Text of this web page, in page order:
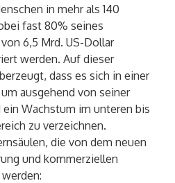
in mehr als 140
fast 80% seines
6,5 Mrd. US-Dollar
werden. Auf dieser
dass es sich in einer
ausgehend von seiner
ein Wachstum im unteren bis
zu verzeichnen.
die von dem neuen
und kommerziellen